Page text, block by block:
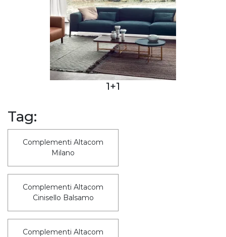
1+1
Tag:
Complementi Altacom
Milano
Complementi Altacom
Cinisello Balsamo
Complementi Altacom